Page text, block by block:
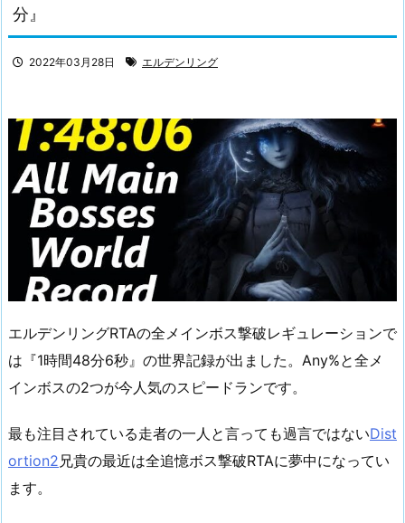
分』
2022年03月28日 エルデンリング
エルデンリングRTAの全メインボス撃破レギュレーションで
は『1時間48分6秒』の世界記録が出ました。Any%と全メ
インボスの2つが今人気のスピードランです。
最も注目されている走者の一人と言っても過言ではないDist
ortion2 兄貴の最近は全追憶ボス撃破RTAに夢中になってい
ます。